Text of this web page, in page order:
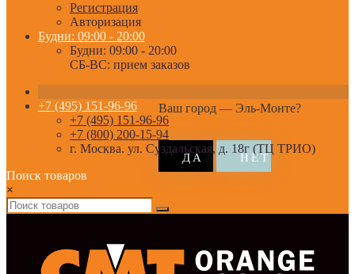
Регистрация
Авторизация
Будни: 09:00 - 20:00
Будни: 09:00 - 20:00
СБ-ВС: прием заказов
Ваш город — Эль-Монте?
+7 (495) 151-96-96
+7 (495) 151-96-96
+7 (800) 200-15-94
г. Москва. ул. Суздальская, д. 18г (ТЦ ТРИО)
Поиск товаров
×